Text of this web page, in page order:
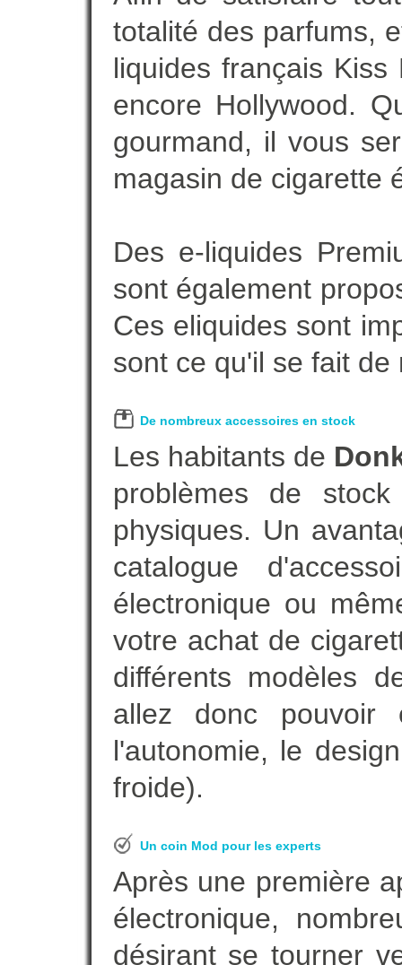
totalité des parfums,
liquides français
encore Hollywood.
gourmand, il vous
magasin de cigarette
Des e-liquides
sont également
Ces eliquides sont
sont ce qu'il se fait
De nombreux accessoires en stock
Les habitants de
problèmes de
physiques. Un
catalogue
électronique ou
votre achat de
différents modèles
allez donc pouvoir
l'autonomie, le
froide).
Un coin Mod pour les experts
Après une première
électronique,
désirant se tourner